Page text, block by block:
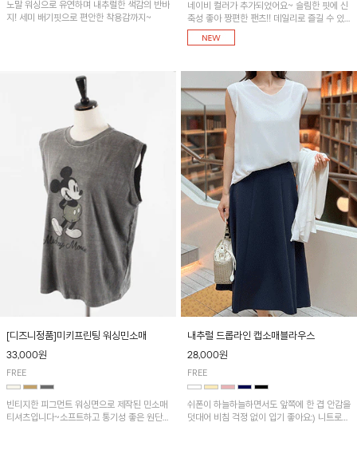
노말 워싱으로 유연하며 내추럴한 색감의 반바
지! 세미 배기핏으로 편안한 착용감까지~
네이비 컬러가 추가되었어요~ 슬림한 핏에 신
축성 좋아 짱편한 팬츠!! 데일리로 즐길 수 있
는 기본 컬러들로 준비했어요~
[디즈니정품]미키프린팅 워싱민소매
33,000원
FREE
빈티지한 피그먼트 워싱면으로 제작된 민소매
티셔츠입니다~소프트하고 통기성 좋은 원단
내추럴 드롭라인 캡소매블라우스
28,000원
FREE
쉬폰이 하늘하늘하면서도 앞쪽에 한 겹 안감을
덧대어 비침 걱정 없이 입기 좋아요:) 니트로